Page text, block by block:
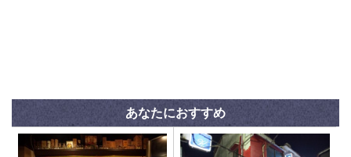
あなたにおすすめ